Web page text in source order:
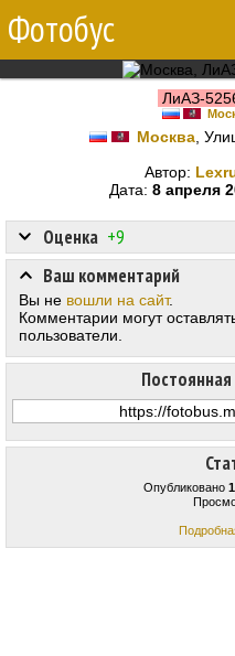
Фотобус
ЛиАЗ-
Москва ,
Автор:
Дата: 8 апреля
Опубликовано
Оценка +9
Ваш комментарий
Вы не вошли на сайт.
Комментарии могут
пользователи.